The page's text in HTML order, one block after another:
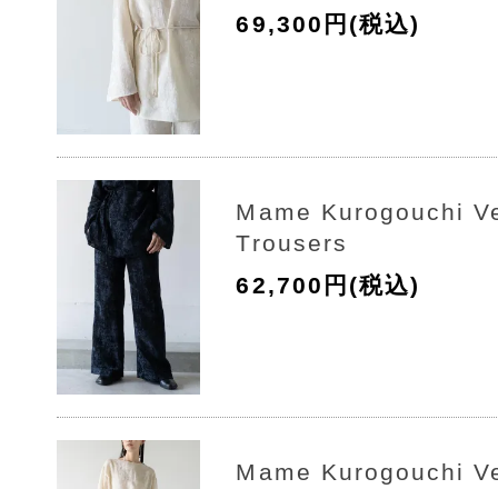
69,300円(税込)
Mame Kurogouchi
Trousers
62,700円(税込)
Mame Kurogouchi